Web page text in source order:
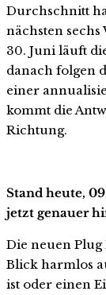
Durchschnitt
nächsten sechs
30. Juni läuft
danach folgen
einer
kommt die
Richtung.
Stand heute,
jetzt genauer
Die neuen
Blick harmlos
ist oder einen